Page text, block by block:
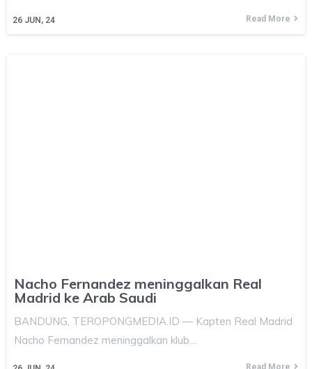
26 JUN, 24 Read More
Nacho Fernandez meninggalkan Real
Madrid ke Arab Saudi
BANDUNG, TEROPONGMEDIA.ID — Kapten Real Madrid
Nacho Fernandez meninggalkan klub…
Read More